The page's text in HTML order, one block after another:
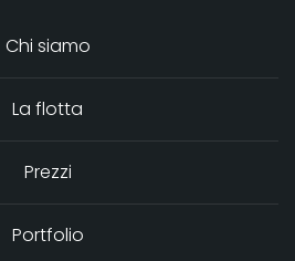
Chi siamo
La flotta
Prezzi
Portfolio